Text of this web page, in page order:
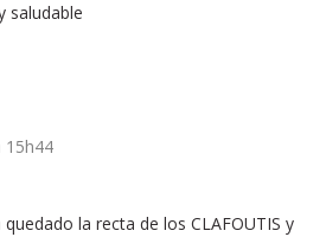
saludable
15h44
la recta de los CLAFOUTIS y